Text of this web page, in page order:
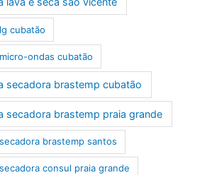
cubatão
ondas cubatão
secadora brastemp cubatão
secadora brastemp praia grande
brastemp santos
consul praia grande